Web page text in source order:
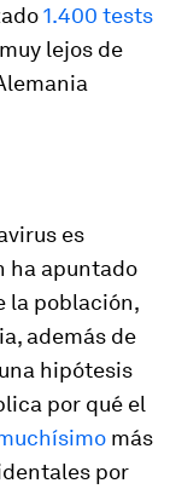
1.400 tests
lejos de
es
ha apuntado
la población,
además de
hipótesis
por qué el
más
por